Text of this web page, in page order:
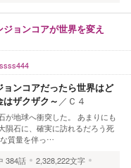
ョンコアが世界を変え
ンコアだったら世界はど
ザクザク～ ／ Ｃ４
が地球へ衝突した。 あまりにも
隕石に、確実に訪れるだろう死
質量を伴っ…
384話
2,328,222文字